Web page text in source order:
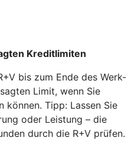
Kreditlimiten
bis zum Ende des Werk-
Limit, wenn Sie
Tipp: Lassen Sie
oder Leistung – die
durch die R+V prüfen.